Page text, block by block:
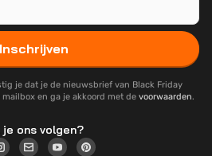
Inschrijven
je dat je de nieuwsbrief van Black Friday
en ga je akkoord met de voorwaarden.
je ons volgen?